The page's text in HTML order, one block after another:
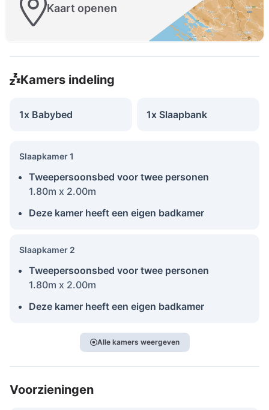
Kaart openen
Kamers indeling
1x Babybed 1x Slaapbank
Slaapkamer 1
Tweepersoonsbed voor twee personen
1.80m x 2.00m
Deze kamer heeft een eigen badkamer
Slaapkamer 2
Tweepersoonsbed voor twee personen
1.80m x 2.00m
Deze kamer heeft een eigen badkamer
Alle kamers weergeven
Voorzieningen